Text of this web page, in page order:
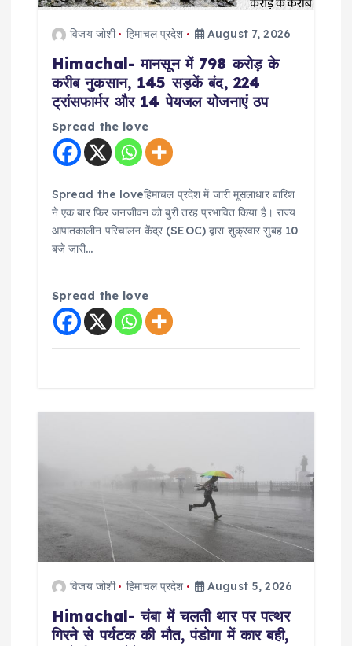
विजय जोशी हिमाचल प्रदेश August 7, 2026
Himachal- मानसून में 798 करोड़ के
करीब नुकसान, 145 सड़कें बंद, 224
ट्रांसफार्मर और 14 पेयजल योजनाएं ठप
Spread the love
Spread the loveहिमाचल प्रदेश में जारी मूसलाधार बारिश
ने एक बार फिर जनजीवन को बुरी तरह प्रभावित किया है। राज्य
आपातकालीन परिचालन केंद्र (SEOC) द्वारा शुक्रवार सुबह 10
बजे जारी…
Spread the love
विजय जोशी हिमाचल प्रदेश August 5, 2026
Himachal- चंबा में चलती थार पर पत्थर
गिरने से पर्यटक की मौत, पंडोगा में कार बही,